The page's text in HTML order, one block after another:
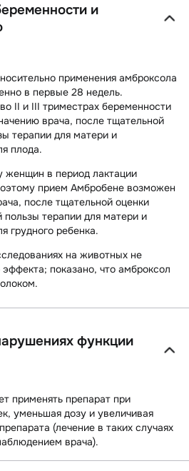
и
применения амброксола
в первые 28 недель.
II и III триместрах беременности
врача, после тщательной
терапии для матери и
плода.
женщин в период лактации
прием Амбробене возможен
после тщательной оценки
терапии для матери и
грудного ребенка.
на животных не
показано, что амброксол
функции
применять препарат при
уменьшая дозу и увеличивая
(лечение в таких случаях
врача).